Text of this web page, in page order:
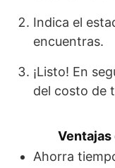
Indica el
encuentras.
¡Listo! En
del costo de
Ventajas
Ahorra